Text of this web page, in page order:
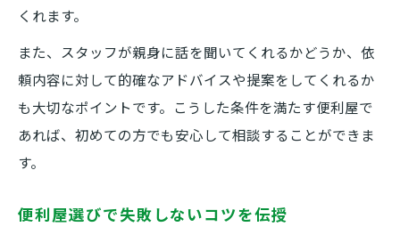
くれます。
また、スタッフが親身に話を聞いてくれるかどうか、依
頼内容に対して的確なアドバイスや提案をしてくれるか
も大切なポイントです。こうした条件を満たす便利屋で
あれば、初めての方でも安心して相談することができま
す。
便利屋選びで失敗しないコツを伝授